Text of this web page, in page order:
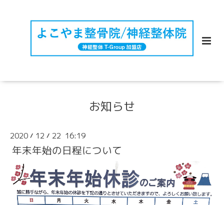
お知らせ
2020 / 12 / 22 16:19
年末年始の日程について